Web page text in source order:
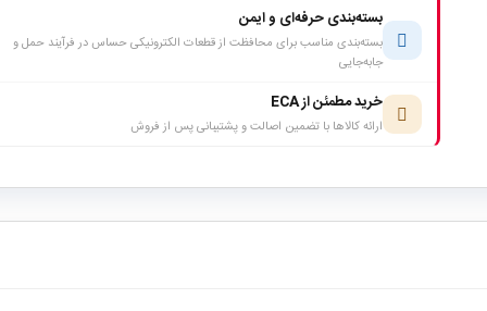
بسته‌بندی حرفه‌ای و ایمن
بسته‌بندی مناسب برای محافظت از قطعات الکترونیکی حساس در فرآیند حمل و
جابه‌جایی
خرید مطمئن از ECA
ارائه کالاها با تضمین اصالت و پشتیبانی پس از فروش